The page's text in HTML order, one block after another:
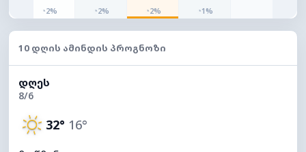
◔2% ◔2% ◔2% ◔1%
10 ᲓᲦᲘᲡ ᲐᲛᲘᲜᲓᲘᲡ ᲞᲠᲝᲒᲜᲝᲖᲘ
ᲓᲦᲔᲡ
8/6
32° 16°